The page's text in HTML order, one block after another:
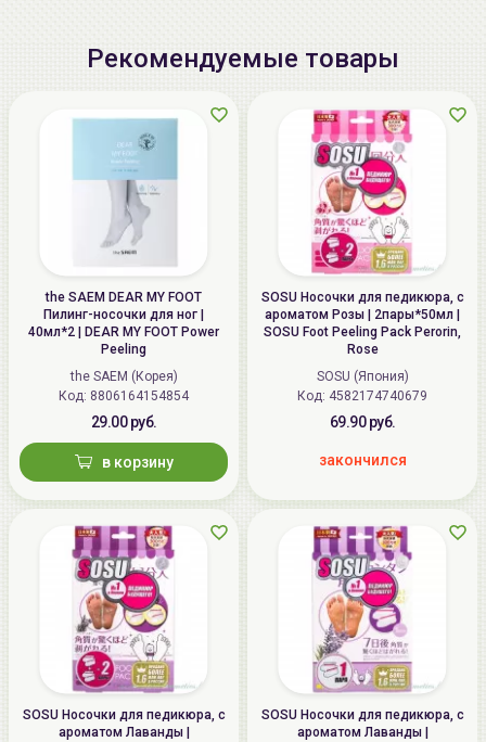
Рекомендуемые товары
the SAEM DEAR MY FOOT
Пилинг-носочки для ног |
40мл*2 | DEAR MY FOOT Power
Peeling
the SAEM (Корея)
Код: 8806164154854
29.00 руб.
в корзину
SOSU Носочки для педикюра, с
ароматом Розы | 2пары*50мл |
SOSU Foot Peeling Pack Perorin,
Rose
SOSU (Япония)
Код: 4582174740679
69.90 руб.
закончился
SOSU Носочки для педикюра, с
ароматом Лаванды |
SOSU Носочки для педикюра, с
ароматом Лаванды |